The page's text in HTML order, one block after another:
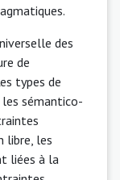
des
de
types de
sémantico-
libre, les
liées à la